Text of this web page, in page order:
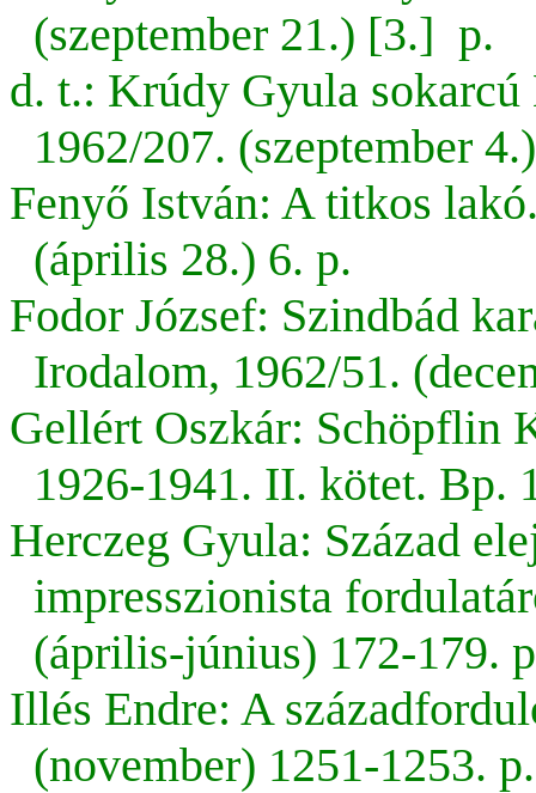
(szeptember 21.) [3.] p.
d. t.: Krúdy Gyula
1962/207. (szeptember
Fenyő István: A titkos
(április 28.) 6. p.
Fodor József: Szindbád
Irodalom, 1962/51.
Gellért Oszkár: Schöpflin
1926-1941. II. kötet. Bp.
Herczeg Gyula: Század
impresszionista
(április-június) 172-179.
Illés Endre: A
(november) 1251-1253. p.